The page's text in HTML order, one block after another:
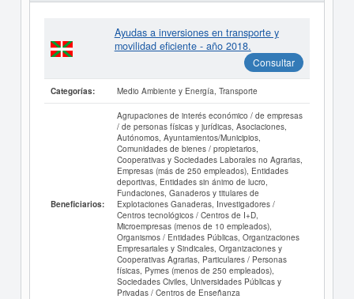
Ayudas a inversiones en transporte y
movilidad eficiente - año 2018.
Consultar
Categorías: Medio Ambiente y Energía, Transporte
Beneficiarios:
Agrupaciones de interés económico / de empresas
/ de personas físicas y jurídicas, Asociaciones,
Autónomos, Ayuntamientos/Municipios,
Comunidades de bienes / propietarios,
Cooperativas y Sociedades Laborales no Agrarias,
Empresas (más de 250 empleados), Entidades
deportivas, Entidades sin ánimo de lucro,
Fundaciones, Ganaderos y titulares de
Explotaciones Ganaderas, Investigadores /
Centros tecnológicos / Centros de I+D,
Microempresas (menos de 10 empleados),
Organismos / Entidades Públicas, Organizaciones
Empresariales y Sindicales, Organizaciones y
Cooperativas Agrarias, Particulares / Personas
físicas, Pymes (menos de 250 empleados),
Sociedades Civiles, Universidades Públicas y
Privadas / Centros de Enseñanza